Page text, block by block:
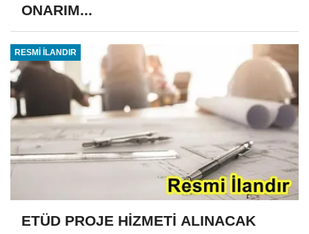
ONARIM...
RESMİ İLANDIR
ETÜD PROJE HİZMETİ ALINACAK